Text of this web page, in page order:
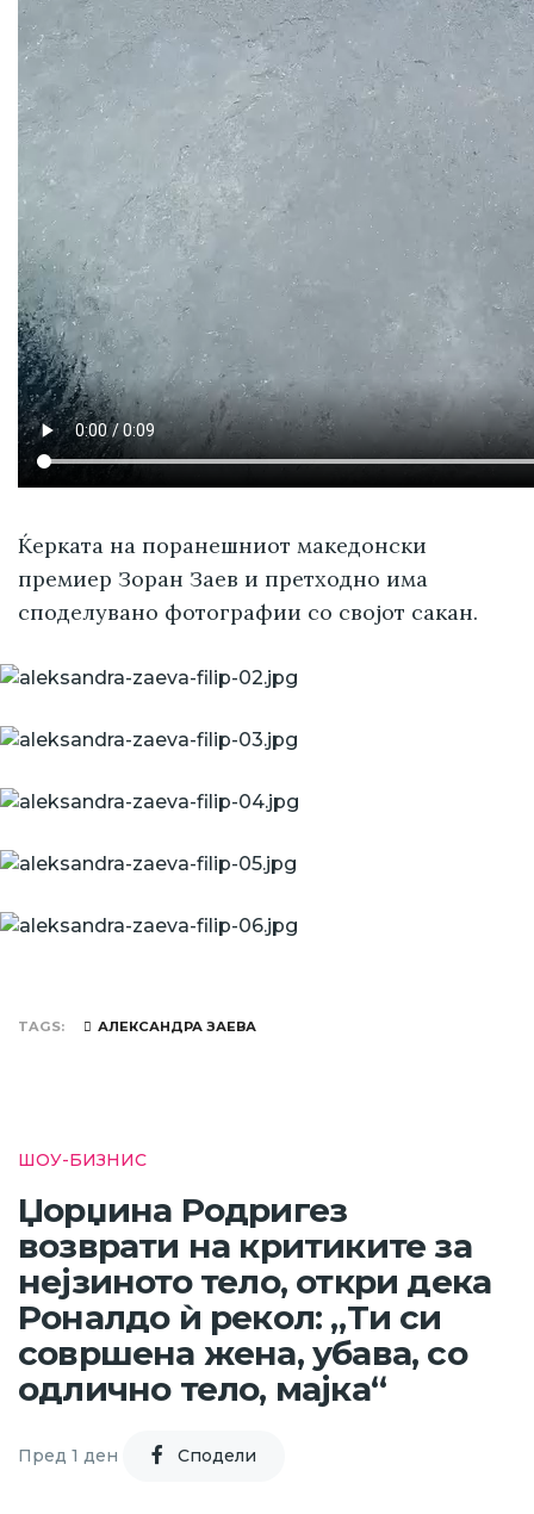
Ќерката на поранешниот македонски
премиер Зоран Заев и претходно има
споделувано фотографии со својот сакан.
TAGS АЛЕКСАНДРА ЗАЕВА
ШОУ-БИЗНИС
Џорџина Родригез
возврати на критиките за
нејзиното тело, откри дека
Роналдо ѝ рекол: „Ти си
совршена жена, убава, со
одлично тело, мајка“
Пред 1 ден Cподели